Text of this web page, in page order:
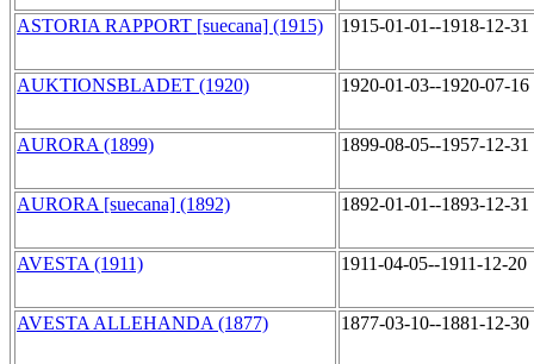
ASTORIA RAPPORT [suecana] (1915) 1915-01-01--1918-12-31
AUKTIONSBLADET (1920) 1920-01-03--1920-07-16
AURORA (1899) 1899-08-05--1957-12-31
AURORA [suecana] (1892) 1892-01-01--1893-12-31
AVESTA (1911) 1911-04-05--1911-12-20
AVESTA ALLEHANDA (1877) 1877-03-10--1881-12-30